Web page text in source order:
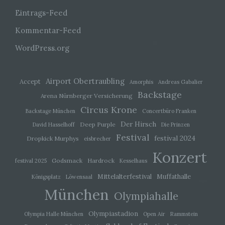
Eintrags-Feed
Kommentar-Feed
WordPress.org
Accept Airport Obertraubling Amorphis Andreas Gabalier
Arena Nürnberger Versicherung Backstage
Backstage München Circus Krone
Concertbüro Franken
David Hasselhoff
Deep Purple Der Hirsch Die Prinzen
Dropkick Murphys eisbrecher Festival festival 2024
festival 2025 Godsmack Hardrock Kesselhaus Konzert
Königsplatz Löwensaal Mittelalterfestival Muffathalle
München Olympiahalle
Olympia Halle München Olympiastadion Open Air Rammstein
andere Stelle, die personenbezogene Daten im
Auftrag des Verantwortlichen verarbeitet.
i) Empfänger
Person, Behörde, Einrichtung oder andere Stelle,
der personenbezogene Daten offengelegt
werden, unabhängig davon, ob es sich bei ihr um
Rahmen eines bestimmten
Untersuchungsauftrags nach dem Unionsrecht
oder dem Recht der Mitgliedstaaten
möglicherweise personenbezogene Daten
j) Dritter
Dritter ist eine natürliche oder juristische Person,
der betroffenen Person, dem Verantwortlichen,